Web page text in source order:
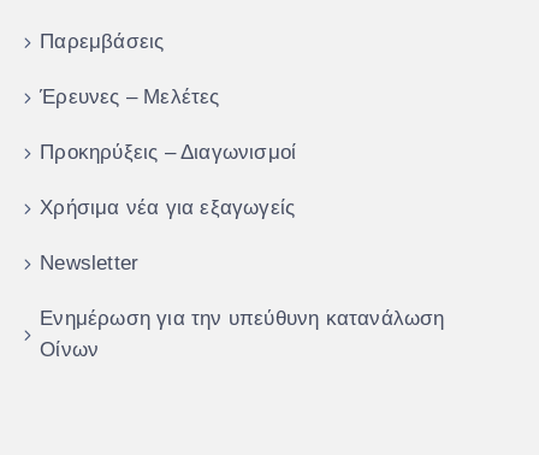
Παρεμβάσεις
Έρευνες – Μελέτες
Προκηρύξεις – Διαγωνισμοί
Χρήσιμα νέα για εξαγωγείς
Newsletter
Ενημέρωση για την υπεύθυνη κατανάλωση
Οίνων